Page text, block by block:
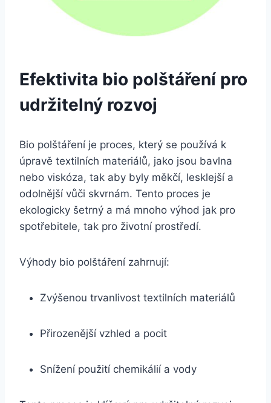
Efektivita bio polštáření pro
udržitelný rozvoj
Bio polštáření je proces, který se používá k
úpravě textilních ‍materiálů, jako jsou bavlna
nebo​ viskóza, tak aby byly měkčí, lesklejší a⁣
odolnější vůči skvrnám. ‍Tento proces je
ekologicky šetrný a má mnoho výhod jak pro
spotřebitele, tak pro ‍životní prostředí. ⁢
Výhody bio polštáření ⁣zahrnují:
Zvýšenou trvanlivost textilních ​materiálů
Přirozenější vzhled a pocit
Snížení použití ⁢chemikálií a vody